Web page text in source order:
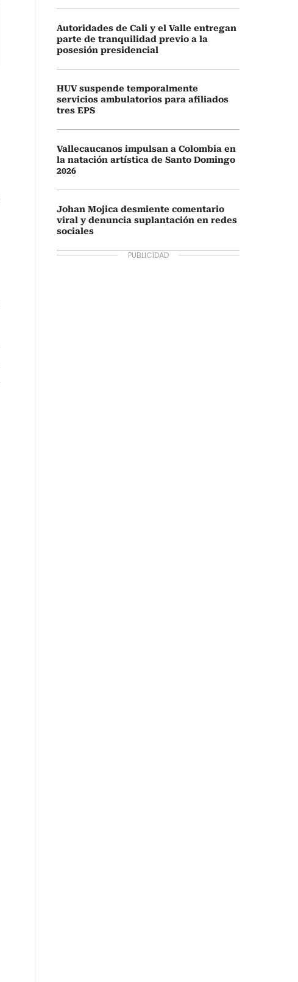
Autoridades de Cali y el Valle entregan
parte de tranquilidad previo a la
posesión presidencial
HUV suspende temporalmente
servicios ambulatorios para afiliados
tres EPS
Vallecaucanos impulsan a Colombia en
la natación artística de Santo Domingo
2026
Johan Mojica desmiente comentario
viral y denuncia suplantación en redes
sociales